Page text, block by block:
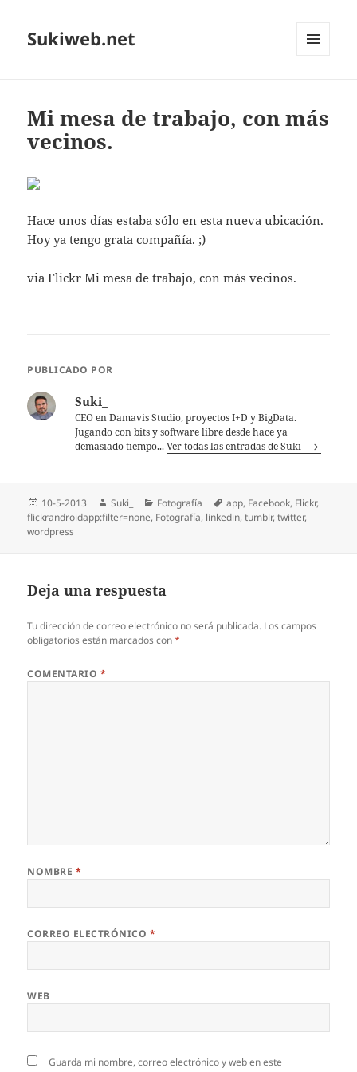
Sukiweb.net
Mi mesa de trabajo, con más
vecinos.
Hace unos días estaba sólo en esta nueva ubicación.
Hoy ya tengo grata compañía. ;)
via FlickrMi mesa de trabajo, con más vecinos.
PUBLICADO POR
Suki_
CEO en Damavis Studio, proyectos I+D y BigData.
Jugando con bits y software libre desde hace ya
demasiado tiempo...Ver todas las entradas de Suki_
Publicado
el
10-5-2013 Autor
Suki_ Categorías
Fotografía Etiquetas
app, Facebook, Flickr,
flickrandroidapp:filter=none, Fotografí­a, linkedin,tumblr,twitter,
wordpress
Deja una respuesta
Tu dirección de correo electrónico no será publicada. Los campos
obligatorios están marcados con*
COMENTARIO *
NOMBRE *
CORREO ELECTRÓNICO *
WEB
Guarda mi nombre, correo electrónico y web en este